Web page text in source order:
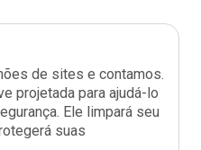
de sites e contamos.
projetada para ajudá-lo
Ele limpará seu
suas